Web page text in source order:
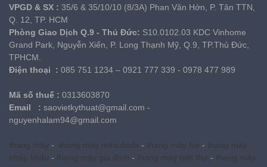
VPGD & SX : 35/6 & 35/10/10 (8/3A) Phan Văn Hớn, P. Tân TTN,
Q. 12, TP. HCM
Phòng Giao Dịch Q.9 - Thủ Đức: S10.0102.03 KDC Vinhome
Grand Park, Nguyễn Xiển, P. Long Thạnh Mỹ, Q.9, TP.Thủ Đức,
TPHCM.
Điện thoại
: 085 751 1234 – 0921 777 339 - 0978 477 989
Mã số thuế : 0313603870
Email : saovietkythuat@gmail.com -
nguyenhalam94@gmail.com
thang máy - thang máy mitsubishi - thang máy fuji - thang máy
nhập khẩu - thang máy gia đình - thang máy biệt thự - thang máy